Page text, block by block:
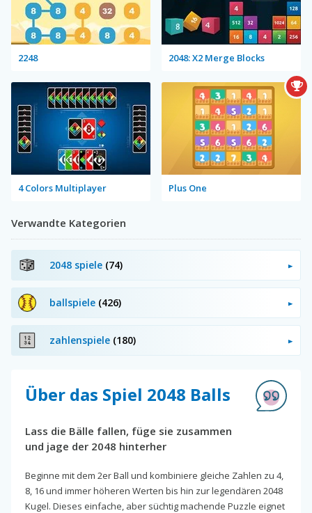
2248 2048: X2 Merge Blocks
4 Colors Multiplayer Plus One
Verwandte Kategorien
2048 spiele (74)
ballspiele (426)
zahlenspiele (180)
Über das Spiel 2048 Balls
Lass die Bälle fallen, füge sie zusammen
und jage der 2048 hinterher
Beginne mit dem 2er Ball und kombiniere gleiche Zahlen zu 4,
8, 16 und immer höheren Werten bis hin zur legendären 2048
Kugel. Dieses einfache, aber süchtig machende Puzzle eignet